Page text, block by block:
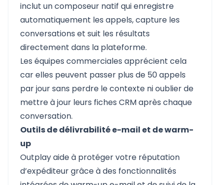
inclut un composeur natif qui enregistre
automatiquement les appels, capture les
conversations et suit les résultats
directement dans la plateforme.
Les équipes commerciales apprécient cela
car elles peuvent passer plus de 50 appels
par jour sans perdre le contexte ni oublier de
mettre à jour leurs fiches CRM après chaque
conversation.
Outils de délivrabilité e-mail et de warm-
up
Outplay aide à protéger votre réputation
d’expéditeur grâce à des fonctionnalités